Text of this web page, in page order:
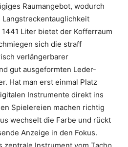
Raumangebot, wodurch
Langstreckentauglichkeit
Liter bietet der Kofferraum
sich die straff
verlängerbarer
gut ausgeformten Leder-
Hat man erst einmal Platz
Instrumente direkt ins
Spielereien machen richtig
wechselt die Farbe und rückt
Anzeige in den Fokus.
zentrale Instrument vom Tacho